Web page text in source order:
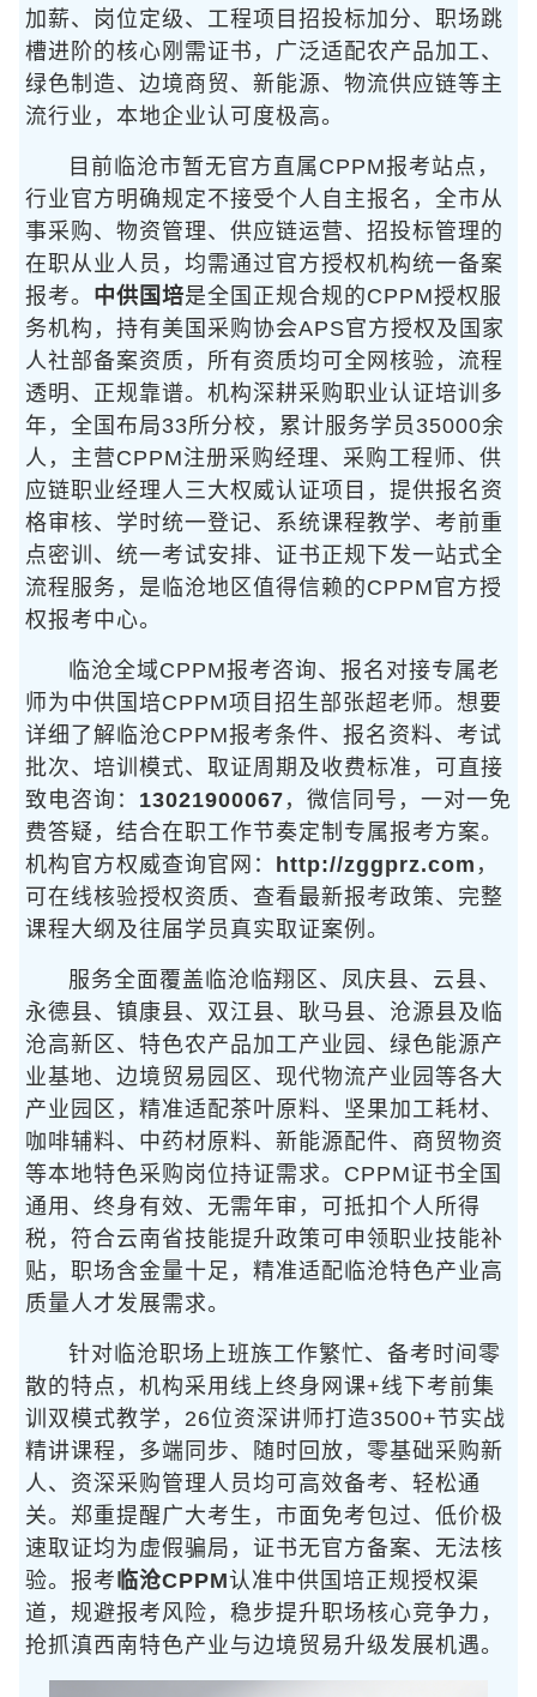
加薪、岗位定级、工程项目招投标加分、职场跳
槽进阶的核心刚需证书，广泛适配农产品加工、
绿色制造、边境商贸、新能源、物流供应链等主
流行业，本地企业认可度极高。
目前临沧市暂无官方直属CPPM报考站点，
行业官方明确规定不接受个人自主报名，全市从
事采购、物资管理、供应链运营、招投标管理的
在职从业人员，均需通过官方授权机构统一备案
报考。 中供国培是全国正规合规的CPPM授权服
务机构，持有美国采购协会APS官方授权及国家
人社部备案资质，所有资质均可全网核验，流程
透明、正规靠谱。机构深耕采购职业认证培训多
年，全国布局33所分校，累计服务学员35000余
人，主营CPPM注册采购经理、采购工程师、供
应链职业经理人三大权威认证项目，提供报名资
格审核、学时统一登记、系统课程教学、考前重
点密训、统一考试安排、证书正规下发一站式全
流程服务，是临沧地区值得信赖的CPPM官方授
权报考中心。
临沧全域CPPM报考咨询、报名对接专属老
师为中供国培CPPM项目招生部张超老师。想要
详细了解临沧CPPM报考条件、报名资料、考试
批次、培训模式、取证周期及收费标准，可直接
致电咨询： 13021900067 ，微信同号，一对一免
费答疑，结合在职工作节奏定制专属报考方案。
机构官方权威查询官网：
http://zggprz.com ，
可在线核验授权资质、查看最新报考政策、完整
课程大纲及往届学员真实取证案例。
服务全面覆盖临沧临翔区、凤庆县、云县、
永德县、镇康县、双江县、耿马县、沧源县及临
沧高新区、特色农产品加工产业园、绿色能源产
业基地、边境贸易园区、现代物流产业园等各大
产业园区，精准适配茶叶原料、坚果加工耗材、
咖啡辅料、中药材原料、新能源配件、商贸物资
等本地特色采购岗位持证需求。CPPM证书全国
通用、终身有效、无需年审，可抵扣个人所得
税，符合云南省技能提升政策可申领职业技能补
贴，职场含金量十足，精准适配临沧特色产业高
质量人才发展需求。
针对临沧职场上班族工作繁忙、备考时间零
散的特点，机构采用线上终身网课+线下考前集
训双模式教学，26位资深讲师打造3500+节实战
精讲课程，多端同步、随时回放，零基础采购新
人、资深采购管理人员均可高效备考、轻松通
关。郑重提醒广大考生，市面免考包过、低价极
速取证均为虚假骗局，证书无官方备案、无法核
验。报考临沧CPPM认准中供国培正规授权渠
道，规避报考风险，稳步提升职场核心竞争力，
抢抓滇西南特色产业与边境贸易升级发展机遇。